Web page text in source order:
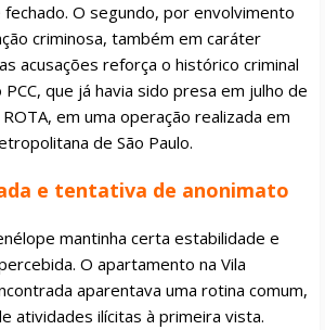
O segundo, por envolvimento
criminosa, também em caráter
acusações reforça o histórico criminal
que já havia sido presa em julho de
em uma operação realizada em
de São Paulo.
e tentativa de anonimato
mantinha certa estabilidade e
O apartamento na Vila
aparentava uma rotina comum,
atividades ilícitas à primeira vista.